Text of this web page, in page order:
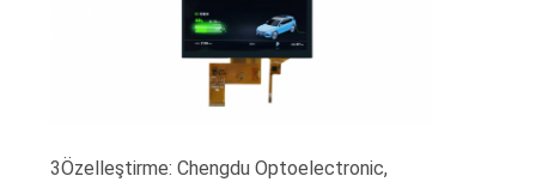
3Özelleştirme: Chengdu Optoelectronic,